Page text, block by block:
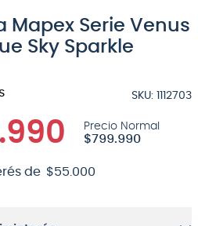
Mapex Serie Venus
Sky Sparkle
SKU: 1112703
.990 $799.990
de $55 000